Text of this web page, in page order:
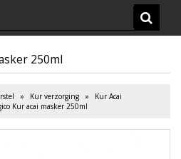
250ml
Kur verzorging
Kur Acai
Kur acai masker 250ml